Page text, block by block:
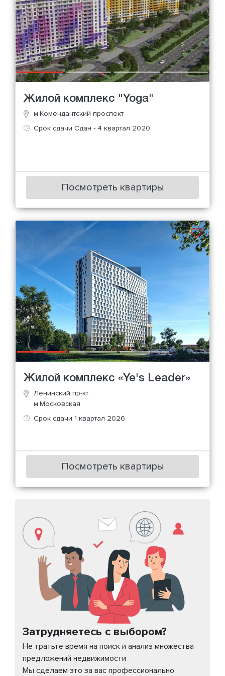
Жилой комплекс "Yoga"
м.Комендантский проспект
Срок сдачи Сдан - 4 квартал 2020
Посмотреть квартиры
Жилой комплекс «Ye's Leader»
Ленинский пр-кт
м.Московская
Срок сдачи 1 квартал 2026
Посмотреть квартиры
Затрудняетесь с выбором?
Не тратьте время на поиск и анализ множества
предложений недвижимости
Мы сделаем это за вас профессионально,